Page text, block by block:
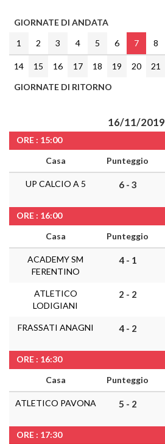
GIORNATE DI ANDATA
1
2 3 4 5 6 7 8
14 15 16 17 18 19 20 21
GIORNATE DI RITORNO
16/11/2019
ORE : 15:00
Casa
Punteggio
UP CALCIO A 5 6 - 3
ORE : 16:00
Casa
Punteggio
ACADEMY SM
FERENTINO
4 - 1
ATLETICO
LODIGIANI
2 - 2
FRASSATI ANAGNI 4 - 2
ORE : 16:30
Casa
Punteggio
ATLETICO PAVONA 5 - 2
ORE : 17:30